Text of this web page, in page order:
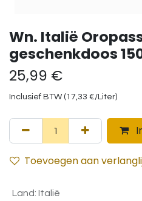
Wn. Italië
geschenkdoos
25,99 €
Inclusief BTW ( 17,33 €/Liter)
Toevoegen aan
Land: Italië